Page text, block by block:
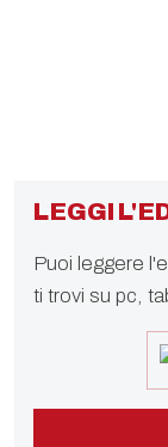
LEGGI
Puoi leggere
ti trovi su pc,